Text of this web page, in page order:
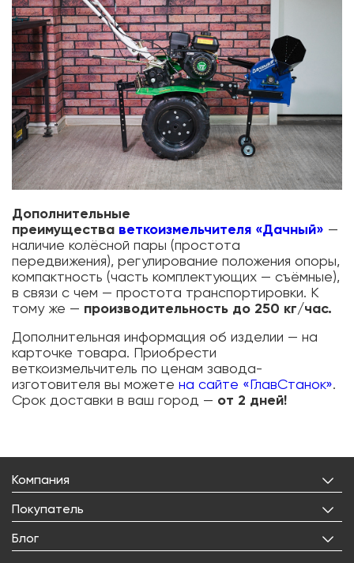
Дополнительные
преимущества веткоизмельчителя «Дачный» —
наличие колёсной пары (простота
передвижения), регулирование положения опоры,
компактность (часть комплектующих — съёмные),
в связи с чем — простота транспортировки. К
тому же — производительность до 250 кг/час.
Дополнительная информация об изделии — на
карточке товара. Приобрести
веткоизмельчитель по ценам завода-
изготовителя вы можете на сайте «ГлавСтанок».
Срок доставки в ваш город — от 2 дней!
Компания
О нас
Покупатель
Личный кабинет
Блог